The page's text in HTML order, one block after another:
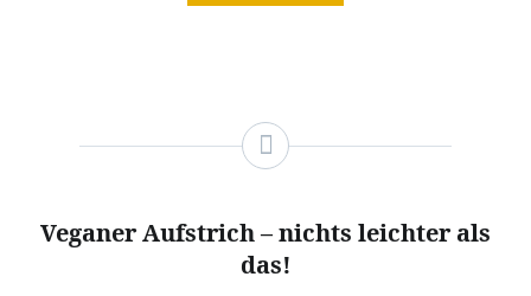
Veganer Aufstrich – nichts leichter als
das!